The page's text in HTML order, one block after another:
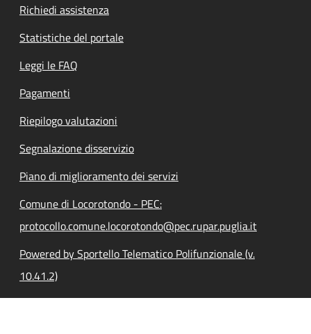
Richiedi assistenza
Statistiche del portale
Leggi le FAQ
Pagamenti
Riepilogo valutazioni
Segnalazione disservizio
Piano di miglioramento dei servizi
Comune di Locorotondo - PEC:
protocollo.comune.locorotondo@pec.rupar.puglia.it
Powered by Sportello Telematico Polifunzionale (v.
10.41.2)